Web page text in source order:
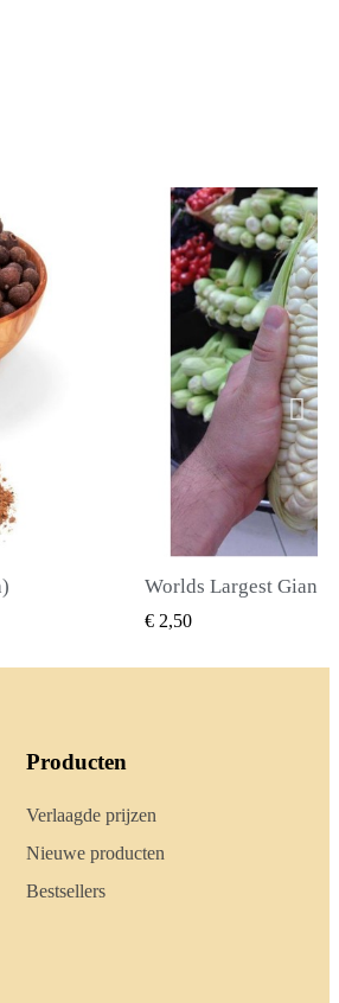
SNEL
€ 2,40
Producten
Verlaagde prijzen
Nieuwe producten
Bestsellers